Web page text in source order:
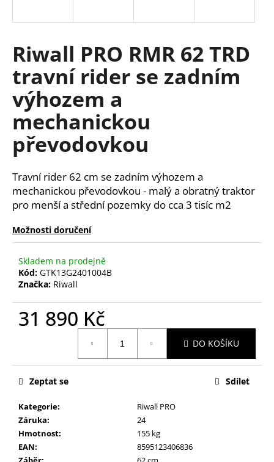
Riwall PRO RMR 62 TRD
travní rider se zadním
výhozem a
mechanickou
převodovkou
Travní rider 62 cm se zadním výhozem a
mechanickou převodovkou - malý a obratný traktor
pro menší a střední pozemky do cca 3 tisíc m2
Možnosti doručení
Skladem na prodejně
Kód: GTK13G2401004B
Značka: Riwall
31 890 Kč
DO KOŠÍKU
Kategorie:
Riwall PRO
Záruka:
24
Hmotnost:
155 kg
EAN:
8595123406836
Zeptat se Sdílet
í
t
?
HLEDAT
D
o
o
u
u
j
e
m
MAXXO
VM
VAKUOVÁ
BALIČKA
ZDARMA